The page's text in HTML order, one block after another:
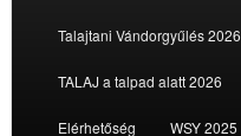
Talajtani Vándorgyűlés 2026
TALAJ a talpad alatt 2026
Elérhetőség WSY 2025